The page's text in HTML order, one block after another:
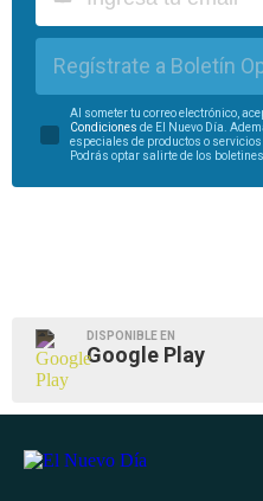
Regístrate a Boletín
Al someter tu correo electrónico,
Condiciones de El Nuevo Día.
especiales de productos o
Podrás optar salirte de los
DISPONIBLE EN
Google Play